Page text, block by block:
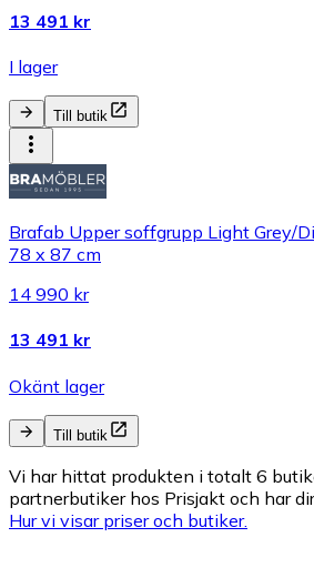
13 491 kr
I lager
Till butik
Brafab Upper soffgrupp Light Grey/
78 x 87 cm
14 990 kr
13 491 kr
Okänt lager
Till butik
Vi har hittat produkten i totalt 6
partnerbutiker hos Prisjakt och har
Hur vi visar priser och butiker.